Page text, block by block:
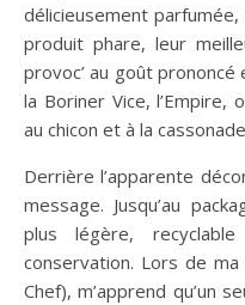
délicieusement
produit phare, leur
provoc’ au goût
la Boriner Vice,
au chicon et à la
Derrière l’apparente
message. Jusqu’au
plus légère,
conservation. Lors de
Chef), m’apprend qu’un